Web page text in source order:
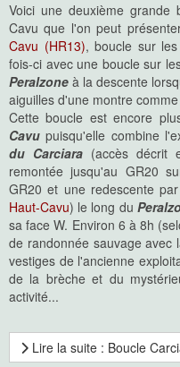
Voici une deuxième
Cavu que l'on peut
Cavu (HR13), boucle sur
fois-ci avec une boucle sur
Peralzone à la descente
aiguilles d'une montre
Cette boucle est encore
Cavu puisqu'elle combine
du Carciara(accès décrit
remontée jusqu'au GR20
GR20 et une redescente
Haut-Cavu) le long du
sa face W. Environ 6 à 8h
de randonnée sauvage avec
vestiges de l'ancienne
de la brèche et du
activité...
Lire la suite : Boucle